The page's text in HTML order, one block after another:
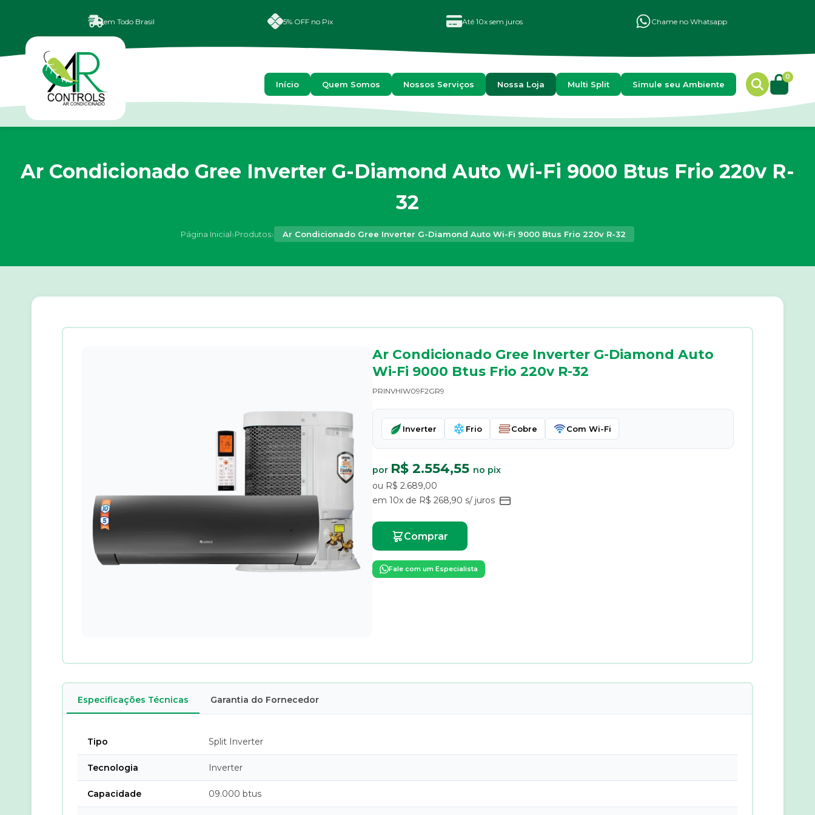
em Todo Brasil 5% OFF no Pix Até 10x sem juros Chame no Whatsapp
Início Quem Somos Nossos Serviços Nossa Loja Multi Split Simule seu Ambiente
0
Ar Condicionado Gree Inverter G-Diamond Auto Wi-Fi 9000 Btus Frio 220v R-
32
Página Inicial›Produtos› Ar Condicionado Gree Inverter G-Diamond Auto Wi-Fi 9000 Btus Frio 220v R-32
Ar Condicionado Gree Inverter G-Diamond Auto
Wi-Fi 9000 Btus Frio 220v R-32
PRINVHIW09F2GR9
Inverter Frio Cobre Com Wi-Fi
por R$ 2.554,55 no pix
ou R$ 2.689,00
em 10x de R$ 268,90 s/ juros
Comprar
Fale com um Especialista
Especificações Técnicas Garantia do Fornecedor
Tipo Split Inverter
Tecnologia Inverter
Capacidade 09.000 btus